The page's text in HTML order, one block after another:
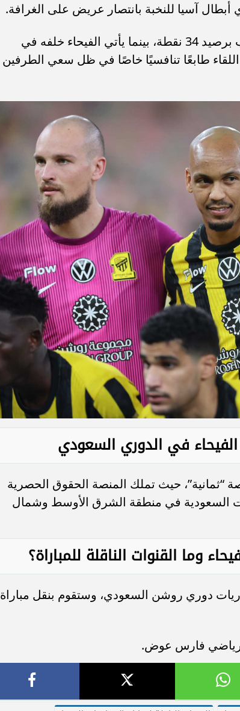
ويحتل الاتحاد المركز السابع في جدول الترتيب برصيد 34 نقطة، بينما يأتي الفيحاء خلفه في
23 نقطة، ما يمنح اللقاء طابعًا تنافسيًا خاصًا في ظل سعي الطرفين
في الدوري السعودي
“ثمانية”، حيث تملك المنصة الحقوق الحصرية
السعودية في منطقة الشرق الأوسط وشمال
وما القنوات الناقلة للمباراة؟
دوري روشن السعودي، وستقوم بنقل مباراة
فارس عوض.